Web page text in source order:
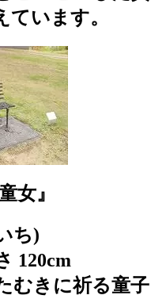
います。
女』
ち)
120cm
むきに祈る童子